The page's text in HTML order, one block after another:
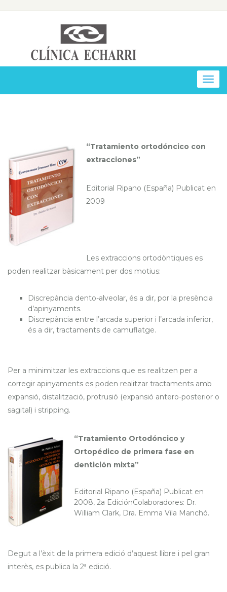
“Tratamiento ortodóncico con
extracciones”
Editorial Ripano (España) Publicat en
2009
Les extraccions ortodòntiques es
poden realitzar bàsicament per dos motius:
Discrepància dento-alveolar, és a dir, por la presència
d’apinyaments.
Discrepància entre l’arcada superior i l’arcada inferior,
és a dir, tractaments de camuflatge.
Per a minimitzar les extraccions que es realitzen per a
corregir apinyaments es poden realitzar tractaments amb
expansió, distalització, protrusió (expansió antero-posterior o
sagital) i stripping.
“Tratamiento Ortodóncico y
Ortopédico de primera fase en
dentición mixta”
Editorial Ripano (España) Publicat en
2008, 2a EdiciónColaboradores: Dr.
William Clark, Dra. Emma Vila Manchó.
Degut a l’èxit de la primera edició d’aquest llibre i pel gran
interès, es publica la 2ª edició.